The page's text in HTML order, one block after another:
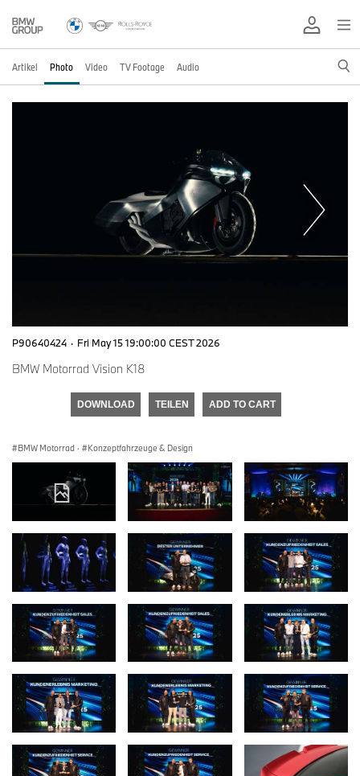
Artikel Photo Video TV Footage Audio
P90640424 · Fri May 15 19:00:00 CEST 2026
BMW Motorrad Vision K18
DOWNLOAD TEILEN ADD TO CART
BMW Motorrad · Konzeptfahrzeuge & Design